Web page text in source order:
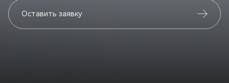
Оставить заявку